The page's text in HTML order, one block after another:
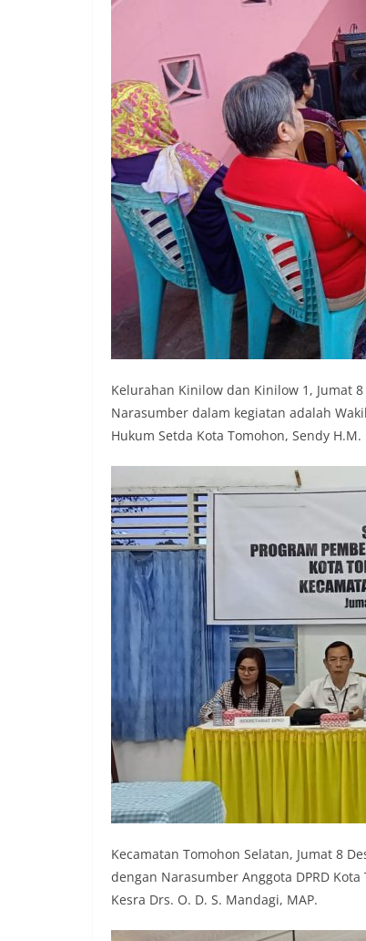
Kelurahan Kinilow dan Kinilow 1, Jumat
Narasumber dalam kegiatan adalah
Hukum Setda Kota Tomohon, Sendy H.M.
Kecamatan Tomohon Selatan, Jumat 8
dengan Narasumber Anggota DPRD
Kesra Drs. O. D. S. Mandagi, MAP.